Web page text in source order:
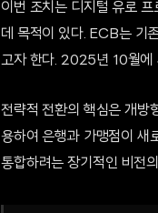
이번 조치는 디지털 유로
데 목적이 있다. ECB는 기
고자 한다. 2025년 10월에
전략적 전환의 핵심은 개방
용하여 은행과 가맹점이 새
통합하려는 장기적인 비전